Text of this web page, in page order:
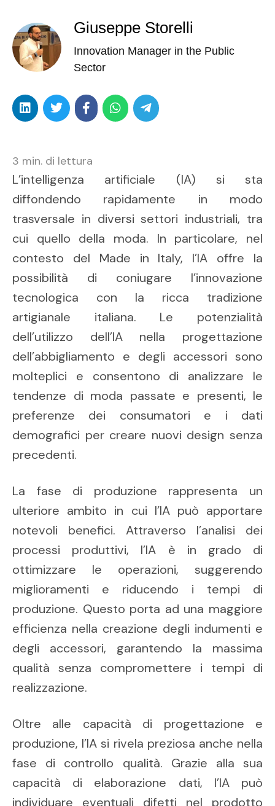
Giuseppe Storelli
Innovation Manager in the Public
Sector
3 min. di lettura
L’intelligenza artificiale (IA) si sta
diffondendo rapidamente in modo
trasversale in diversi settori industriali, tra
cui quello della moda. In particolare, nel
contesto del Made in Italy, l’IA offre la
possibilità di coniugare l’innovazione
tecnologica con la ricca tradizione
artigianale italiana. Le potenzialità
dell’utilizzo dell’IA nella progettazione
dell’abbigliamento e degli accessori sono
molteplici e consentono di analizzare le
tendenze di moda passate e presenti, le
preferenze dei consumatori e i dati
demografici per creare nuovi design senza
precedenti.
La fase di produzione rappresenta un
ulteriore ambito in cui l’IA può apportare
notevoli benefici. Attraverso l’analisi dei
processi produttivi, l’IA è in grado di
ottimizzare le operazioni, suggerendo
miglioramenti e riducendo i tempi di
produzione. Questo porta ad una maggiore
efficienza nella creazione degli indumenti e
degli accessori, garantendo la massima
qualità senza compromettere i tempi di
realizzazione.
Oltre alle capacità di progettazione e
produzione, l’IA si rivela preziosa anche nella
fase di controllo qualità. Grazie alla sua
capacità di elaborazione dati, l’IA può
individuare eventuali difetti nel prodotto